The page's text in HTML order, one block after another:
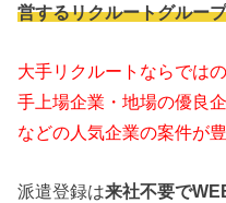
営するリクルートグルー
大手リクルートならでは
手上場企業・地場の優良
などの人気企業の案件が豊
派遣登録は来社不要で